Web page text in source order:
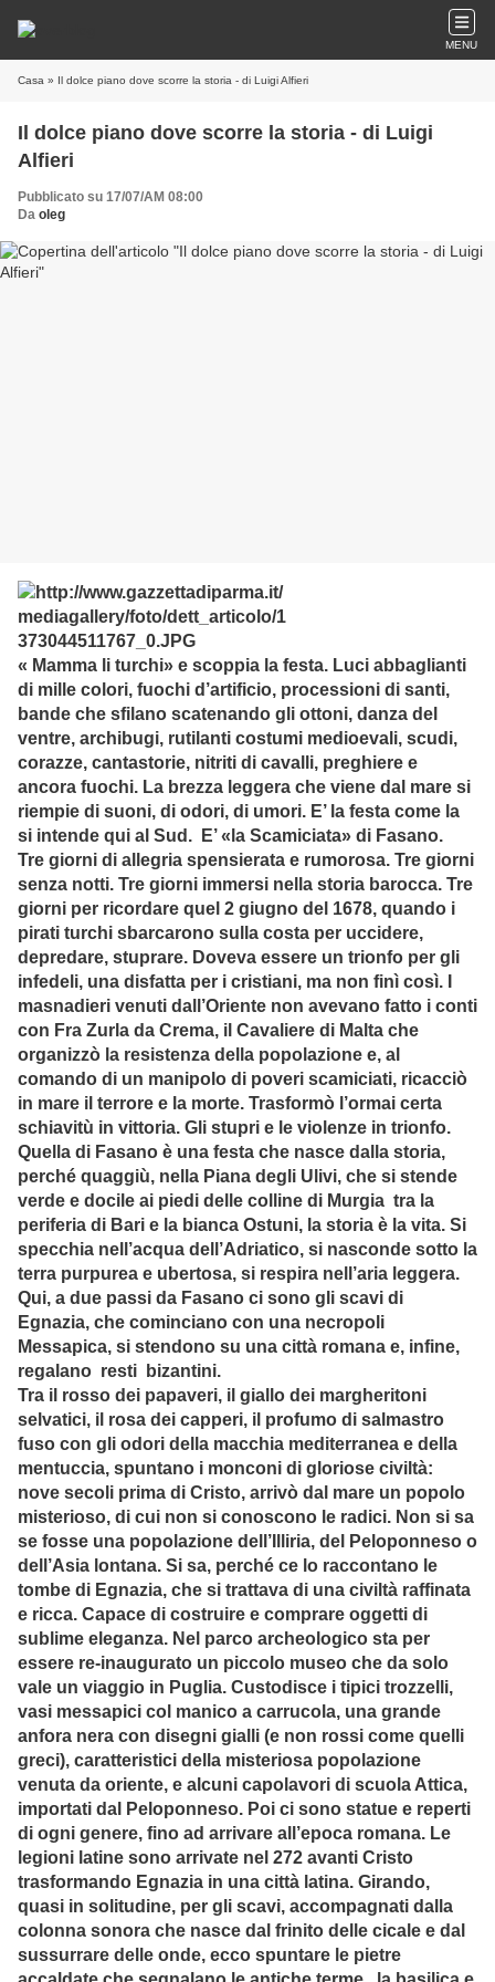
MENU
Casa » Il dolce piano dove scorre la storia - di Luigi Alfieri
Il dolce piano dove scorre la storia - di Luigi
Alfieri
Pubblicato su 17/07/AM 08:00
Da oleg
« Mamma li turchi» e scoppia la festa. Luci abbaglianti
di mille colori, fuochi d’artificio, processioni di santi,
bande che sfilano scatenando gli ottoni, danza del
ventre, archibugi, rutilanti costumi medioevali, scudi,
corazze, cantastorie, nitriti di cavalli, preghiere e
ancora fuochi. La brezza leggera che viene dal mare si
riempie di suoni, di odori, di umori. E’ la festa come la
si intende qui al Sud. E’ «la Scamiciata» di Fasano.
Tre giorni di allegria spensierata e rumorosa. Tre giorni
senza notti. Tre giorni immersi nella storia barocca. Tre
giorni per ricordare quel 2 giugno del 1678, quando i
pirati turchi sbarcarono sulla costa per uccidere,
depredare, stuprare. Doveva essere un trionfo per gli
infedeli, una disfatta per i cristiani, ma non finì così. I
masnadieri venuti dall’Oriente non avevano fatto i conti
con Fra Zurla da Crema, il Cavaliere di Malta che
organizzò la resistenza della popolazione e, al
comando di un manipolo di poveri scamiciati, ricacciò
in mare il terrore e la morte. Trasformò l’ormai certa
schiavitù in vittoria. Gli stupri e le violenze in trionfo.
Quella di Fasano è una festa che nasce dalla storia,
perché quaggiù, nella Piana degli Ulivi, che si stende
verde e docile ai piedi delle colline di Murgia tra la
periferia di Bari e la bianca Ostuni, la storia è la vita. Si
specchia nell’acqua dell’Adriatico, si nasconde sotto la
terra purpurea e ubertosa, si respira nell’aria leggera.
Qui, a due passi da Fasano ci sono gli scavi di
Egnazia, che cominciano con una necropoli
Messapica, si stendono su una città romana e, infine,
regalano resti bizantini.
Tra il rosso dei papaveri, il giallo dei margheritoni
selvatici, il rosa dei capperi, il profumo di salmastro
fuso con gli odori della macchia mediterranea e della
mentuccia, spuntano i monconi di gloriose civiltà:
nove secoli prima di Cristo, arrivò dal mare un popolo
misterioso, di cui non si conoscono le radici. Non si sa
se fosse una popolazione dell’Illiria, del Peloponneso o
dell’Asia lontana. Si sa, perché ce lo raccontano le
tombe di Egnazia, che si trattava di una civiltà raffinata
e ricca. Capace di costruire e comprare oggetti di
sublime eleganza. Nel parco archeologico sta per
essere re-inaugurato un piccolo museo che da solo
vale un viaggio in Puglia. Custodisce i tipici trozzelli,
vasi messapici col manico a carrucola, una grande
anfora nera con disegni gialli (e non rossi come quelli
greci), caratteristici della misteriosa popolazione
venuta da oriente, e alcuni capolavori di scuola Attica,
importati dal Peloponneso. Poi ci sono statue e reperti
di ogni genere, fino ad arrivare all’epoca romana. Le
legioni latine sono arrivate nel 272 avanti Cristo
trasformando Egnazia in una città latina. Girando,
quasi in solitudine, per gli scavi, accompagnati dalla
colonna sonora che nasce dal frinito delle cicale e dal
sussurrare delle onde, ecco spuntare le pietre